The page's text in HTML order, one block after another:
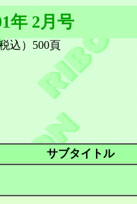
年 2月号
込）500頁
サブタイトル